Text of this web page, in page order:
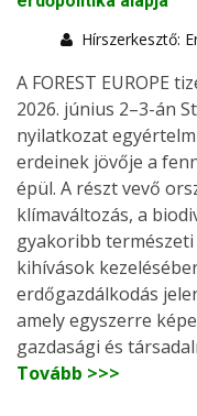
Hírszerkesztő:
A FOREST EUROPE
2026. június 2–3-án
nyilatkozat
erdeinek jövője a
épül. A részt vevő
klímaváltozás, a
gyakoribb
kihívások
erdőgazdálkodás
amely egyszerre
gazdasági és
Tovább >>>